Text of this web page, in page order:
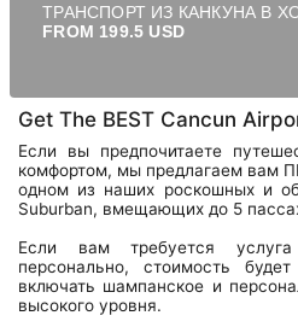
ТРАНСПОРТ ИЗ КАНКУНА В
FROM 199.5 USD
Get The BEST Cancun
Если вы предпочитаете
комфортом, мы предлагаем вам
одном из наших роскошных и
Suburban, вмещающих до 5
Если вам требуется
персонально, стоимость
включать шампанское и
высокого уровня.